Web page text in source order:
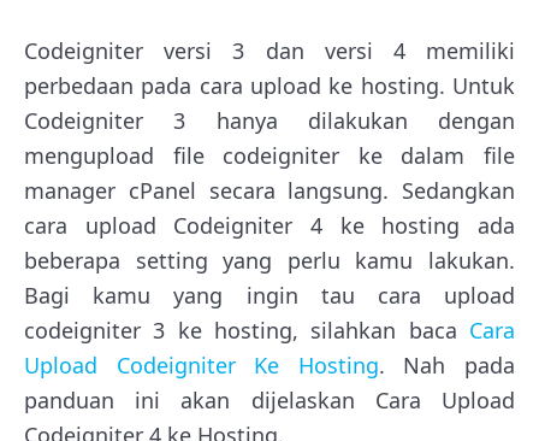
Codeigniter versi 3 dan versi 4 memiliki
perbedaan pada cara upload ke hosting. Untuk
Codeigniter 3 hanya dilakukan dengan
mengupload file codeigniter ke dalam file
manager cPanel secara langsung. Sedangkan
cara upload Codeigniter 4 ke hosting ada
beberapa setting yang perlu kamu lakukan.
Bagi kamu yang ingin tau cara upload
codeigniter 3 ke hosting, silahkan baca Cara
Upload Codeigniter Ke Hosting. Nah pada
panduan ini akan dijelaskan Cara Upload
Codeigniter 4 ke Hosting.